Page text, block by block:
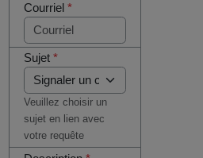
Courriel*
Sujet*
Veuillez choisir un
sujet en lien avec
votre requête
métal
(obligatoire)